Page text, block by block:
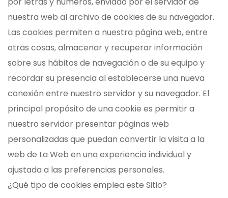
nuestra web al archivo de cookies de su navegador.
Las cookies permiten a nuestra página web, entre
otras cosas, almacenar y recuperar información
sobre sus hábitos de navegación o de su equipo y
recordar su presencia al establecerse una nueva
conexión entre nuestro servidor y su navegador. El
principal propósito de una cookie es permitir a
nuestro servidor presentar páginas web
personalizadas que puedan convertir la visita a la
web de La Web en una experiencia individual y
ajustada a las preferencias personales.
¿Qué tipo de cookies emplea este Sitio?